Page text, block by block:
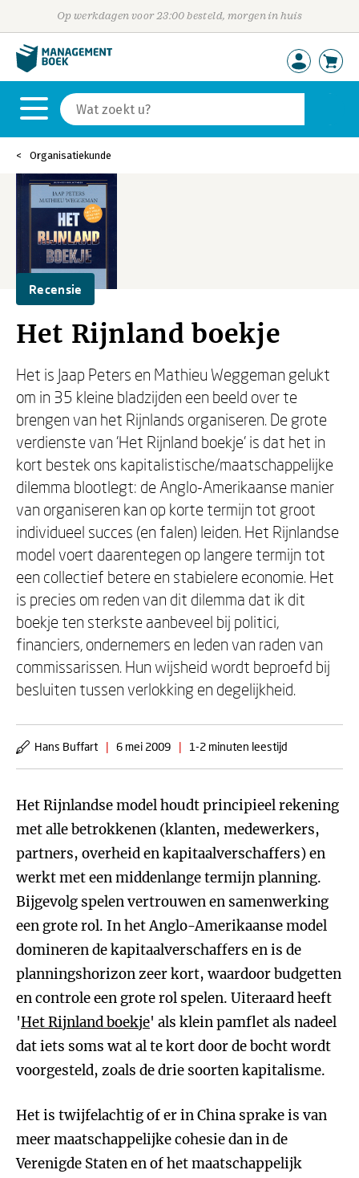
Op werkdagen voor 23:00 besteld, morgen in huis
Organisatiekunde
Recensie
Het Rijnland boekje
Het is Jaap Peters en Mathieu Weggeman gelukt
om in 35 kleine bladzijden een beeld over te
brengen van het Rijnlands organiseren. De grote
verdienste van 'Het Rijnland boekje' is dat het in
kort bestek ons kapitalistische/maatschappelijke
dilemma blootlegt: de Anglo-Amerikaanse manier
van organiseren kan op korte termijn tot groot
individueel succes (en falen) leiden. Het Rijnlandse
model voert daarentegen op langere termijn tot
een collectief betere en stabielere economie. Het
is precies om reden van dit dilemma dat ik dit
boekje ten sterkste aanbeveel bij politici,
financiers, ondernemers en leden van raden van
commissarissen. Hun wijsheid wordt beproefd bij
besluiten tussen verlokking en degelijkheid.
Hans Buffart | 6 mei 2009 | 1-2 minuten leestijd
Het Rijnlandse model houdt principieel rekening
met alle betrokkenen (klanten, medewerkers,
partners, overheid en kapitaalverschaffers) en
werkt met een middenlange termijn planning.
Bijgevolg spelen vertrouwen en samenwerking
een grote rol. In het Anglo-Amerikaanse model
domineren de kapitaalverschaffers en is de
planningshorizon zeer kort, waardoor budgetten
en controle een grote rol spelen. Uiteraard heeft
'Het Rijnland boekje' als klein pamflet als nadeel
dat iets soms wat al te kort door de bocht wordt
voorgesteld, zoals de drie soorten kapitalisme.
Het is twijfelachtig of er in China sprake is van
meer maatschappelijke cohesie dan in de
Verenigde Staten en of het maatschappelijk